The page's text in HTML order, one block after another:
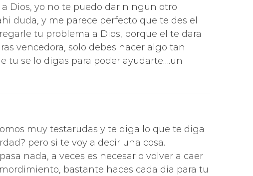
Dios, yo no te puedo dar ningun otro
duda, y me parece perfecto que te des el
tu problema a Dios, porque el te dara
vencedora, solo debes hacer algo tan
tu se lo digas para poder ayudarte….un
muy testarudas y te diga lo que te diga
pero si te voy a decir una cosa.
nada, a veces es necesario volver a caer
bastante haces cada dia para tu